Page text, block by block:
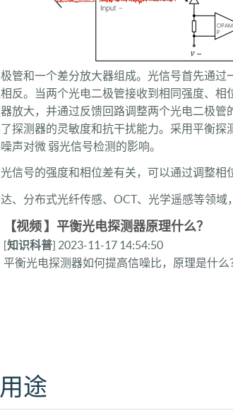
管和一个差分放大器组成。光信号首先通
反。当两个光电二极管接收到相同强度、
放大，并通过反馈回路调整两个光电二极
探测器的灵敏度和抗干扰能力。采用平衡
声对微 弱光信号检测的影响。
信号的强度和相位差有关，可以通过调整相
、分布式光纤传感、OCT、光学遥感等领域
【视频 】平衡光电探测器原理什么？
[知识科普] 2023-11-17 14:54:50
平衡光电探测器如何提高信噪比，原理是什么
途